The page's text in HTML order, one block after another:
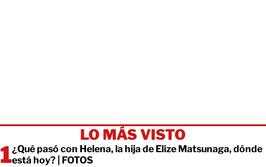
LO MÁS VISTO
¿Qué pasó con Helena, la hija de Elize Matsunaga, dónde
está hoy? | FOTOS